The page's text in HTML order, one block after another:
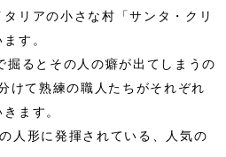
リアの小さな村「サンタ・クリ
す。
掘るとその人の癖が出てしまうの
けて熟練の職人たちがそれぞれ
ます。
人形に発揮されている、人気の